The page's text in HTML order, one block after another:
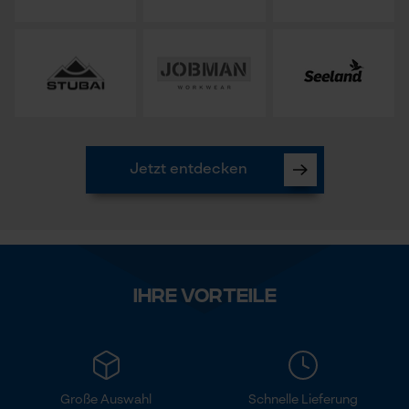
Jetzt entdecken
Ihre Vorteile
Große Auswahl Schnelle Lieferung